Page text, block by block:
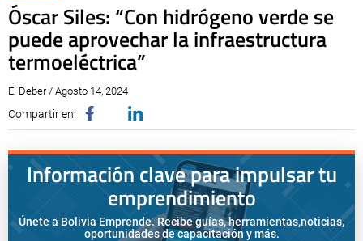
Óscar Siles: “Con hidrógeno verde se
puede aprovechar la infraestructura
termoeléctrica”
El Deber / Agosto 14, 2024
Compartir en:
Información clave para impulsar tu
emprendimiento
Únete a Bolivia Emprende. Recibe guías, herramientas,noticias,
oportunidades de capacitación y más.